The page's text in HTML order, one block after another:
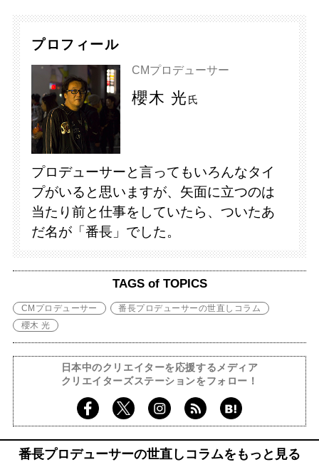
プロフィール
CMプロデューサー
櫻木 光氏
プロデューサーと言ってもいろんなタイ
プがいると思いますが、矢面に立つのは
当たり前と仕事をしていたら、ついたあ
だ名が「番長」でした。
TAGS of TOPICS
CMプロデューサー
番長プロデューサーの世直しコラム
櫻木 光
日本中のクリエイターを応援するメディア
クリエイターズステーションをフォロー！
番長プロデューサーの世直しコラムをもっと見る